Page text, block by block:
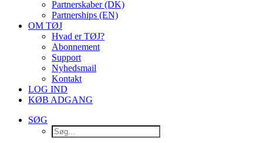
Partnerskaber (DK)
Partnerships (EN)
OM TØJ
Hvad er TØJ?
Abonnement
Support
Nyhedsmail
Kontakt
LOG IND
KØB ADGANG
SØG